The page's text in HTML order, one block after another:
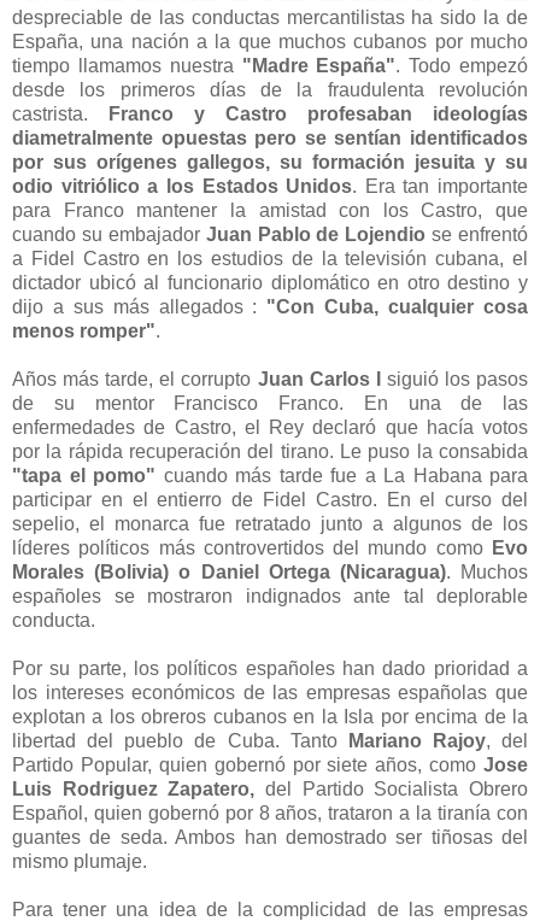
despreciable de las conductas mercantilistas ha sido la de
España, una nación a la que muchos cubanos por mucho
tiempo llamamos nuestra "Madre España". Todo empezó
desde los primeros días de la fraudulenta revolución
castrista.
Franco y Castro profesaban ideologías
diametralmente opuestas pero se sentían identificados
por sus orígenes gallegos, su formación jesuita y su
odio vitriólico a los Estados Unidos. Era tan importante
para Franco mantener la amistad con los Castro, que
cuando su embajador Juan Pablo de Lojendio se enfrentó
a Fidel Castro en los estudios de la televisión cubana, el
dictador ubicó al funcionario diplomático en otro destino y
dijo a sus más allegados : "Con Cuba, cualquier cosa
menos romper".
Años más tarde, el corrupto Juan Carlos I siguió los pasos
de su mentor Francisco Franco. En una de las
enfermedades de Castro, el Rey declaró que hacía votos
por la rápida recuperación del tirano. Le puso la consabida
"tapa el pomo" cuando más tarde fue a La Habana para
participar en el entierro de Fidel Castro. En el curso del
sepelio, el monarca fue retratado junto a algunos de los
líderes políticos más controvertidos del mundo como Evo
Morales (Bolivia) o Daniel Ortega (Nicaragua). Muchos
españoles se mostraron indignados ante tal deplorable
conducta.
Por su parte, los políticos españoles han dado prioridad a
los intereses económicos de las empresas españolas que
explotan a los obreros cubanos en la Isla por encima de la
libertad del pueblo de Cuba. Tanto
Mariano Rajoy, del
Partido Popular, quien gobernó por siete años, como Jose
Luis Rodriguez Zapatero, del Partido Socialista Obrero
Español, quien gobernó por 8 años, trataron a la tiranía con
guantes de seda. Ambos han demostrado ser tiñosas del
mismo plumaje.
Para tener una idea de la complicidad de las empresas